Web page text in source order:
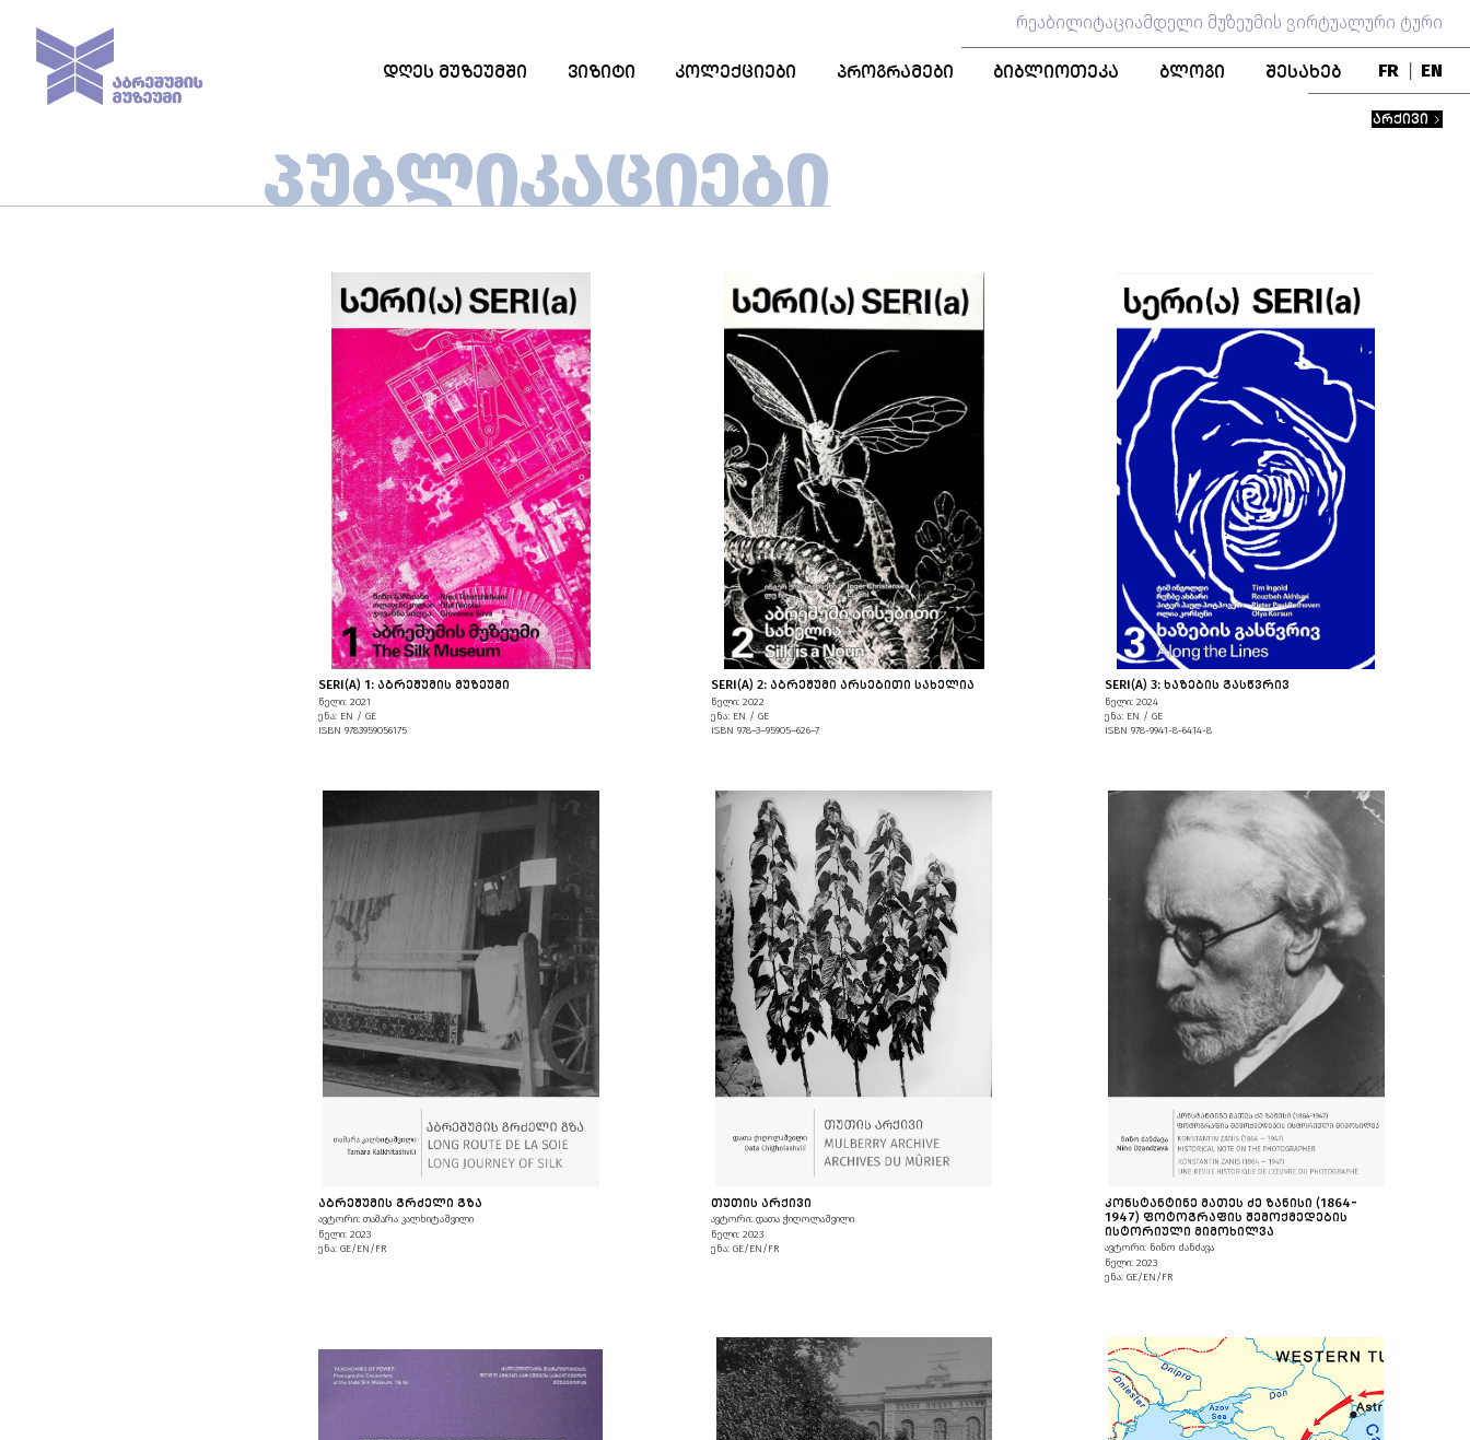
რეაბილიტაციამდელი მუზეუმის ვირტუალური ტური
ᲓᲦᲔᲡ ᲛᲣᲖᲔᲣᲛᲨᲘ ᲕᲘᲖᲘᲢᲘ ᲙᲝᲚᲔᲥᲪᲘᲔᲑᲘ ᲞᲠᲝᲒᲠᲐᲛᲔᲑᲘ ᲑᲘᲑᲚᲘᲝᲗᲔᲙᲐ ᲑᲚᲝᲒᲘ ᲨᲔᲡᲐᲮᲔᲑ
ᲛᲣᲖᲔᲣᲛᲘᲡ ᲘᲡᲢᲝᲠᲘᲐ
FR EN
ᲐᲠᲥᲘᲕᲘ
ᲞᲣᲑᲚᲘᲙᲐᲪᲘᲔᲑᲘ
SERI(A) 1: ᲐᲑᲠᲔᲨᲣᲛᲘᲡ ᲛᲣᲖᲔᲣᲛᲘ
წელი: 2021
ენა: EN / GE
ISBN 9783959056175
SERI(A) 2: ᲐᲑᲠᲔᲨᲣᲛᲘ ᲐᲠᲡᲔᲑᲘᲗᲘ ᲡᲐᲮᲔᲚᲘᲐ
წელი: 2022
ენა: EN / GE
ISBN 978–3–95905–626–7
SERI(A) 3: ᲮᲐᲖᲔᲑᲘᲡ ᲒᲐᲡᲬᲕᲠᲘᲕ
წელი: 2024
ენა: EN / GE
ISBN 978-9941-8-6414-8
ᲐᲑᲠᲔᲨᲣᲛᲘᲡ ᲒᲠᲫᲔᲚᲘ ᲒᲖᲐ
ავტორი: თამარა კალხიტაშვილი
წელი: 2023
ენა: GE/EN/FR
ᲗᲣᲗᲘᲡ ᲐᲠᲥᲘᲕᲘ
ავტორი: დათა ჭიღოლაშვილი
წელი: 2023
ენა: GE/EN/FR
ᲙᲝᲜᲡᲢᲐᲜᲢᲘᲜᲔ ᲛᲐᲗᲔᲡ ᲫᲔ ᲖᲐᲜᲘᲡᲘ (1864-
1947) ᲤᲝᲢᲝᲒᲠᲐᲤᲘᲡ ᲨᲔᲛᲝᲥᲛᲔᲓᲔᲑᲘᲡ
ᲘᲡᲢᲝᲠᲘᲣᲚᲘ ᲛᲘᲛᲝᲮᲘᲚᲕᲐ
ავტორი: ნინო ძანძავა
წელი: 2023
ენა: GE/EN/FR